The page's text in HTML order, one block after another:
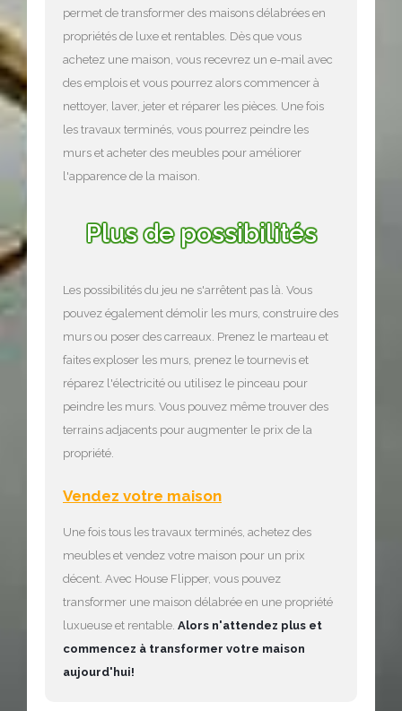
permet de transformer des maisons délabrées en
propriétés de luxe et rentables. Dès que vous
achetez une maison, vous recevrez un e-mail avec
des emplois et vous pourrez alors commencer à
nettoyer, laver, jeter et réparer les pièces. Une fois
les travaux terminés, vous pourrez peindre les
murs et acheter des meubles pour améliorer
l'apparence de la maison.
Plus de possibilités
Les possibilités du jeu ne s'arrêtent pas là. Vous
pouvez également démolir les murs, construire des
murs ou poser des carreaux. Prenez le marteau et
faites exploser les murs, prenez le tournevis et
réparez l'électricité ou utilisez le pinceau pour
peindre les murs. Vous pouvez même trouver des
terrains adjacents pour augmenter le prix de la
propriété.
Vendez votre maison
Une fois tous les travaux terminés, achetez des
meubles et vendez votre maison pour un prix
décent. Avec House Flipper, vous pouvez
transformer une maison délabrée en une propriété
luxueuse et rentable. Alors n'attendez plus et
commencez à transformer votre maison
aujourd'hui!